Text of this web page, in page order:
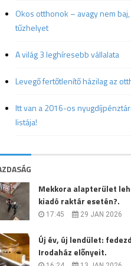
Okos otthonok – avagy nem
tűzhelyet
A világ 3 leghíresebb vállalata
Levegő fertőtlenítő házilag az
Itt van a 2016-os
listája!
Mekkora alapterület
kiadó raktár esetén?.
17:45 29 JAN 2026
Új év, új lendület:
Irodaház előnyeit.